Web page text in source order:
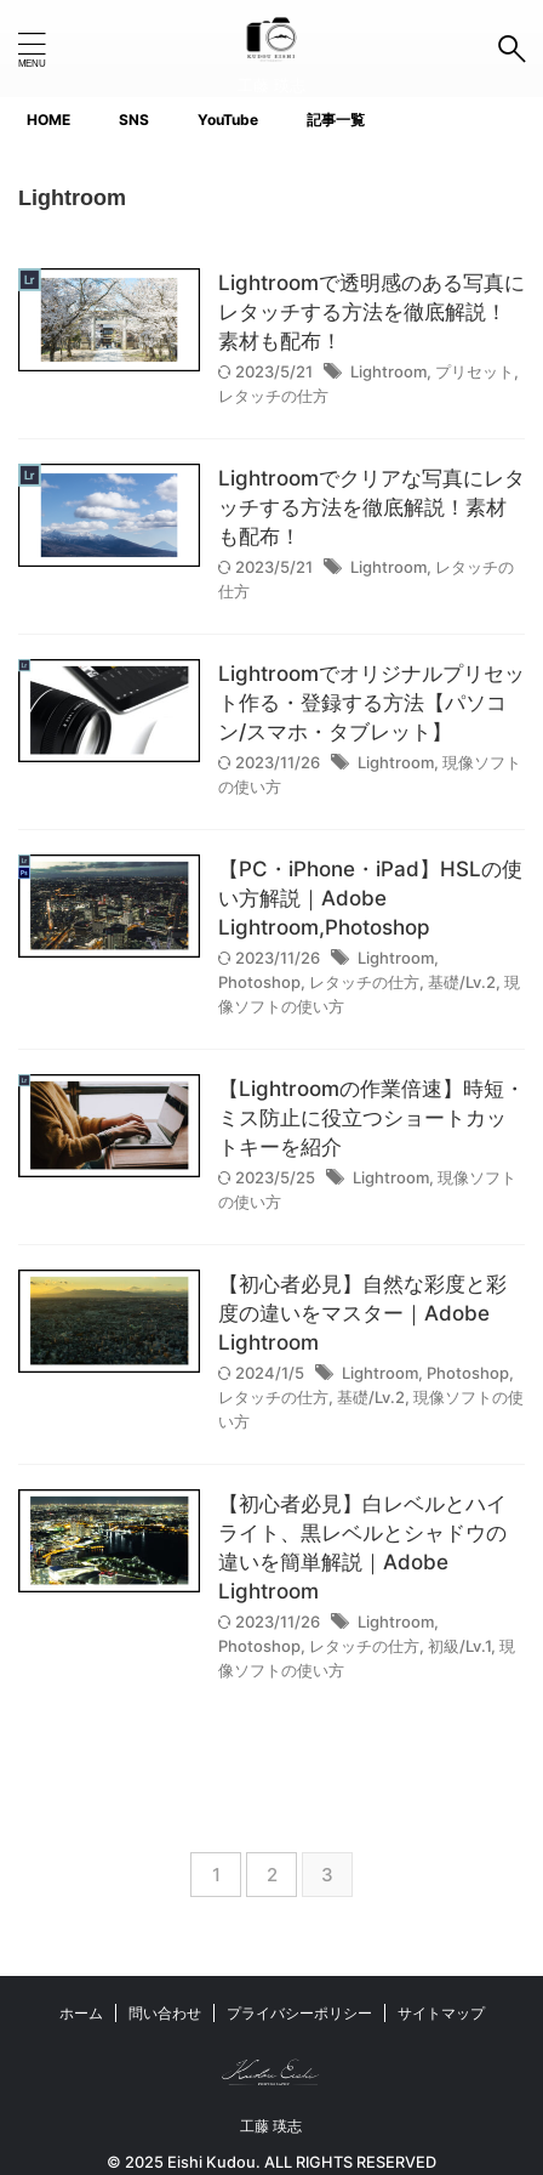
1.0インチ以下 APS-C Canon Fujifilm GoPro
iPhone Lightroom Nikon
ProGrade SanDisk
voigtlander(フォクトレンダー) YouTube
オールドレンズ
プロ志望/Lv.4 マイクロフォーサーズ マニュアルレンズ
マーケティング ミラーレス一眼カメラ レコーダー
レタッチの仕方 レンズの知識 一眼レフカメラ
基礎/Lv.2 応用/Lv.3 撮影のコツ 機材レビュー
機材購入 特集記事 現像ソフトの使い方 考察
APO-LANTHAR 35mm F2の組
み合わせは"最高"だった。｜作
例
2025/10/15
レンダー) APO-
LANTHAR35mm F2
Asphericalで撮影した写真たち
2025/9/20
長野の絶景旅｜長門・霧ヶ峰・
原村（八ヶ岳）
2025/9/6
【作例】voigtlander(フォクト
レンダー) NOKTON classic
た写真たち
2025/4/10
Merrillを3ヶ月使ったリアルな
2025/3/30
HOME SNS YouTube 記事一覧
Lightroom
Lightroomで透明感のある写真に
レタッチする方法を徹底解説！
素材も配布！
2023/5/21 Lightroom, プリセット ,
レタッチの仕方
Lightroomでクリアな写真にレタ
ッチする方法を徹底解説！素材
も配布！
2023/5/21 Lightroom, レタッチの
仕方
Lightroomでオリジナルプリセッ
ト作る・登録する方法【パソコ
ン/スマホ・タブレット】
2023/11/26 Lightroom, 現像ソフト
の使い方
【PC・iPhone・iPad】HSLの使
い方解説｜Adobe
Lightroom,Photoshop
2023/11/26 Lightroom,
Photoshop, レタッチの仕方, 基礎/Lv.2, 現
像ソフトの使い方
【Lightroomの作業倍速】時短・
ミス防止に役立つショートカッ
トキーを紹介
2023/5/25 Lightroom, 現像ソフト
の使い方
【初心者必見】自然な彩度と彩
度の違いをマスター｜Adobe
Lightroom
2024/1/5 Lightroom, Photoshop,
レタッチの仕方, 基礎/Lv.2, 現像ソフトの使
い方
【初心者必見】白レベルとハイ
ライト、黒レベルとシャドウの
違いを簡単解説｜Adobe
Lightroom
2023/11/26 Lightroom,
Photoshop, レタッチの仕方, 初級/Lv.1, 現
像ソフトの使い方
1 2 3
ホーム 問い合わせ プライバシーポリシー サイトマップ
工藤 瑛志
© 2025 Eishi Kudou. ALL RIGHTS RESERVED